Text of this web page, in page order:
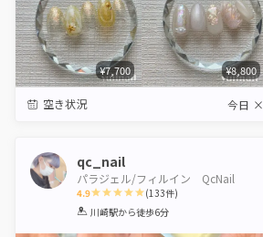
¥7,700 ¥8,800
空き状況 今日 ×
qc_nail
パラジェル/フィルイン QcNail
4.9
1 2 3 4 5
(133件)
川崎駅から徒歩6分